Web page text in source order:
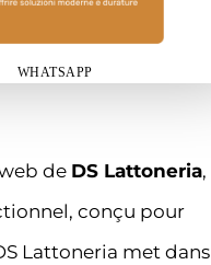
WHATSAPP
de DS Lattoneria,
conçu pour
Lattoneria met dans